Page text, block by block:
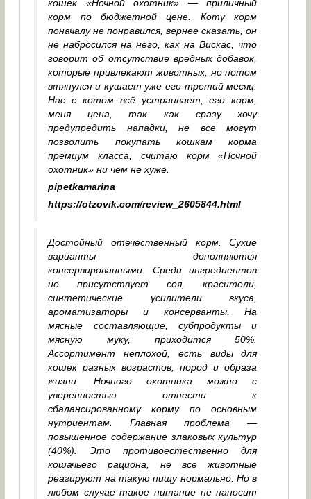
кошек «Ночной охотник» — приличный
корм по бюджетной цене. Коту корм
поначалу не понравился, вернее сказать, он
не набросился на него, как на Вискас, что
говорит об отсутствие вредных добавок,
которые привлекают животных, но потом
втянулся и кушает уже его третий месяц.
Нас с котом всё устраивает, его корм,
меня цена, так как сразу хочу
предупредить нападки, не все могут
позволить покупать кошкам корма
премиум класса, считаю корм «Ночной
охотник» ни чем не хуже.
pipetkamarina
https://otzovik.com/review_2605844.html
Достойный отечественный корм. Сухие
варианты дополняются
консервированными. Среди ингредиентов
не присутствует соя, красители,
синтетические усилители вкуса,
ароматизаторы и консерванты. На
мясные составляющие, субпродукты и
мясную муку, приходится 50%.
Ассортимент неплохой, есть виды для
кошек разных возрастов, пород и образа
жизни. Ночного охотника можно с
уверенностью отнести к
сбалансированному корму по основным
нутриентам. Главная проблема —
повышенное содержание злаковых культур
(40%). Это противоестественно для
кошачьего рациона, не все животные
реагируют на такую пищу нормально. Но в
любом случае такое питание не наносит